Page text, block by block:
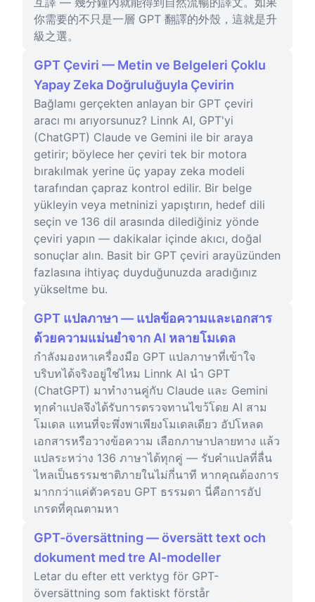
你需要的不只是一層 GPT 翻譯的外殼，這就是升
級之選。
GPT Çeviri — Metin ve Belgeleri Çoklu
Yapay Zeka Doğruluğuyla Çevirin
Bağlamı gerçekten anlayan bir GPT çeviri
aracı mı arıyorsunuz? Linnk AI, GPT'yi
(ChatGPT) Claude ve Gemini ile bir araya
getirir; böylece her çeviri tek bir motora
bırakılmak yerine üç yapay zeka modeli
tarafından çapraz kontrol edilir. Bir belge
yükleyin veya metninizi yapıştırın, hedef dili
seçin ve 136 dil arasında dilediğiniz yönde
çeviri yapın — dakikalar içinde akıcı, doğal
sonuçlar alın. Basit bir GPT çeviri arayüzünden
fazlasına ihtiyaç duyduğunuzda aradığınız
yükseltme bu.
GPT แปลภาษา — แปลข้อความและเอกสาร
ด้วยความแม่นยำจาก AI หลายโมเดล
กำลังมองหาเครื่องมือ GPT แปลภาษาที่เข้าใจ
บริบทได้จริงอยู่ใช่ไหม Linnk AI นำ GPT
(ChatGPT) มาทำงานคู่กับ Claude และ Gemini
ทุกคำแปลจึงได้รับการตรวจทานไขว้โดย AI สาม
โมเดล แทนที่จะพึ่งพาเพียงโมเดลเดียว อัปโหลด
เอกสารหรือวางข้อความ เลือกภาษาปลายทาง แล้ว
แปลระหว่าง 136 ภาษาได้ทุกคู่ — รับคำแปลที่ลื่น
ไหลเป็นธรรมชาติภายในไม่กี่นาที หากคุณต้องการ
มากกว่าแค่ตัวครอบ GPT ธรรมดา นี่คือการอัป
เกรดที่คุณตามหา
GPT-översättning — översätt text och
dokument med tre AI-modeller
Letar du efter ett verktyg för GPT-
översättning som faktiskt förstår